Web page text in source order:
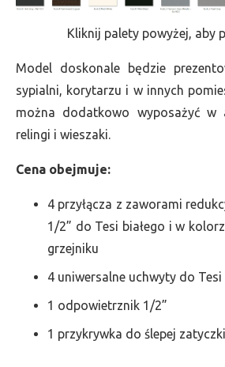
Kliknij palety powyżej, aby
Model doskonale będzie
sypialni, korytarzu i w innych
można dodatkowo wyposażyć w
relingi i wieszaki.
Cena obejmuje:
4 przyłącza z zaworami
1/2” do Tesi białego i w
grzejniku
4 uniwersalne uchwyty do Tesi
1 odpowietrznik 1/2”
1 przykrywka do ślepej